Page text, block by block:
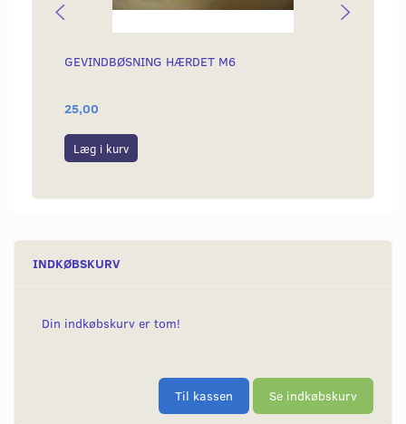
GEVINDBØSNING HÆRDET M6
25,00
Læg i kurv
INDKØBSKURV
Din indkøbskurv er tom!
Til kassen Se indkøbskurv